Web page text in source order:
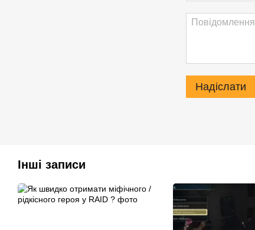
Надіслати
Інші записи